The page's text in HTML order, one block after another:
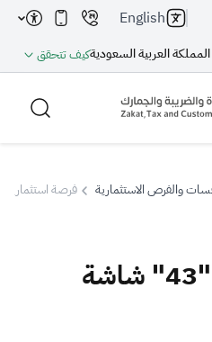
العربية السعوديةكيف تتحقق
English
والفرص الاستثمارية فرصة استثمارية "43" شاشة
فرصة استثمارية "43" شاشة